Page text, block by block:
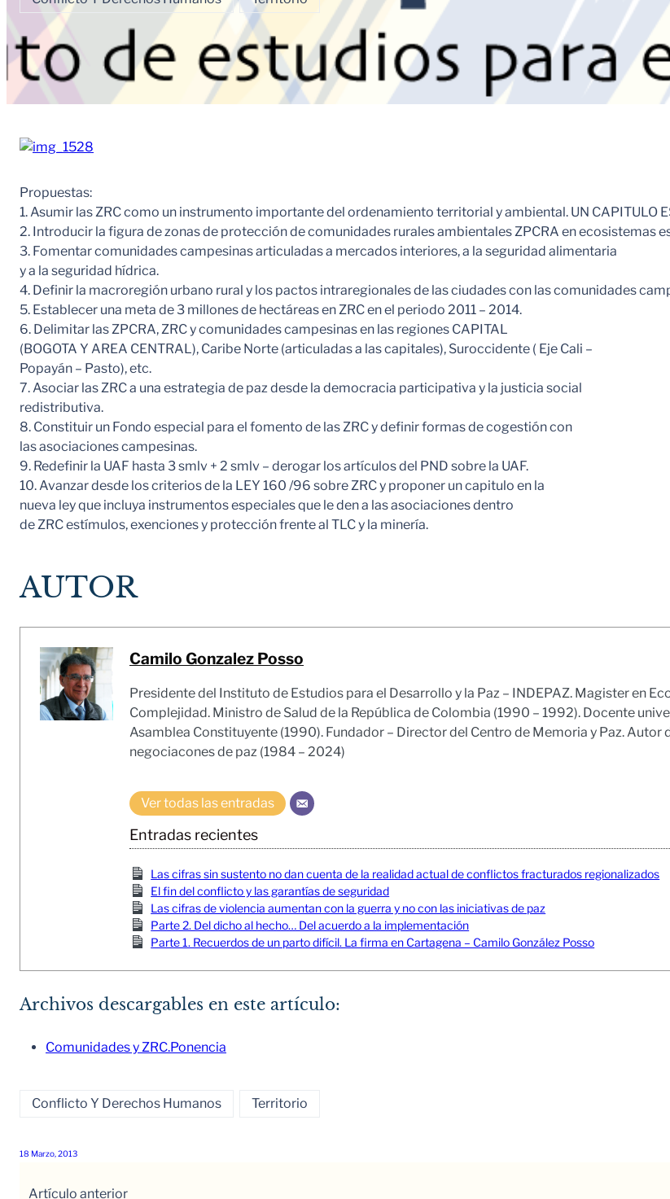
Propuestas:
1. Asumir las ZRC como un instrumento importante del ordenamiento territorial y ambiental. UN CAPITULO
2. Introducir la figura de zonas de protección de comunidades rurales ambientales ZPCRA en ecosistemas
3. Fomentar comunidades campesinas articuladas a mercados interiores, a la seguridad alimentaria
y a la seguridad hídrica.
4. Definir la macroregión urbano rural y los pactos intraregionales de las ciudades con las comunidades
5. Establecer una meta de 3 millones de hectáreas en ZRC en el periodo 2011 – 2014.
6. Delimitar las ZPCRA, ZRC y comunidades campesinas en las regiones CAPITAL
(BOGOTA Y AREA CENTRAL), Caribe Norte (articuladas a las capitales), Suroccidente ( Eje Cali –
Popayán – Pasto), etc.
7. Asociar las ZRC a una estrategia de paz desde la democracia participativa y la justicia social
redistributiva.
8. Constituir un Fondo especial para el fomento de las ZRC y definir formas de cogestión con
las asociaciones campesinas.
9. Redefinir la UAF hasta 3 smlv + 2 smlv – derogar los artículos del PND sobre la UAF.
10. Avanzar desde los criterios de la LEY 160 /96 sobre ZRC y proponer un capitulo en la
nueva ley que incluya instrumentos especiales que le den a las asociaciones dentro
de ZRC estímulos, exenciones y protección frente al TLC y la minería.
AUTOR
Camilo Gonzalez Posso
Presidente del Instituto de Estudios para el Desarrollo y la Paz – INDEPAZ. Magister en
Complejidad. Ministro de Salud de la República de Colombia (1990 – 1992). Docente
Asamblea Constituyente (1990). Fundador – Director del Centro de Memoria y Paz.
negociacones de paz (1984 – 2024)
Ver todas las entradas
Entradas recientes
Las cifras sin sustento no dan cuenta de la realidad actual de conflictos fracturados regionalizados
El fin del conflicto y las garantías de seguridad
Las cifras de violencia aumentan con la guerra y no con las iniciativas de paz
Parte 2. Del dicho al hecho… Del acuerdo a la implementación
Parte 1. Recuerdos de un parto difícil. La firma en Cartagena – Camilo González Posso
Archivos descargables en este artículo:
Comunidades y ZRC.Ponencia
Conflicto Y Derechos Humanos Territorio
18 Marzo, 2013
Artículo anterior